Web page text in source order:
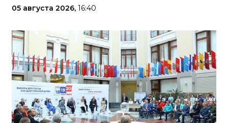
05 августа 2026, 16:40